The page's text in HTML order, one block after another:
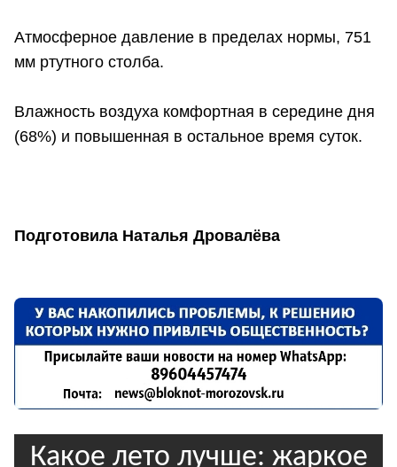
Атмосферное давление в пределах нормы, 751
мм ртутного столба.
Влажность воздуха комфортная в середине дня
(68%) и повышенная в остальное время суток.
Подготовила Наталья Дровалёва